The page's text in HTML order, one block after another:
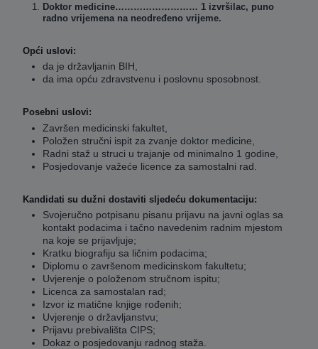
Doktor medicine……………………… 1 izvršilac, puno
radno vrijemena na neodređeno vrijeme.
Opći uslovi:
da je državljanin BIH,
da ima opću zdravstvenu i poslovnu sposobnost.
Posebni uslovi:
Završen medicinski fakultet,
Položen stručni ispit za zvanje doktor medicine,
Radni staž u struci u trajanje od minimalno 1 godine,
Posjedovanje važeće licence za samostalni rad.
Kandidati su dužni dostaviti sljedeću dokumentaciju:
Svojeručno potpisanu pisanu prijavu na javni oglas sa
kontakt podacima i tačno navedenim radnim mjestom
na koje se prijavljuje;
Kratku biografiju sa ličnim podacima;
Diplomu o završenom medicinskom fakultetu;
Uvjerenje o položenom stručnom ispitu;
Licenca za samostalan rad;
Izvor iz matične knjige rođenih;
Uvjerenje o državljanstvu;
Prijavu prebivališta CIPS;
Dokaz o posjedovanju radnog staža.